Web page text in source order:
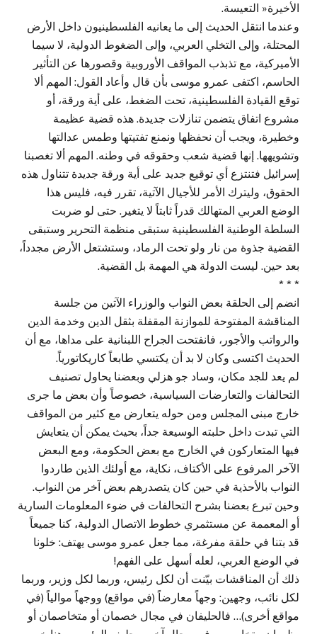
الأخيرة« التعيسة.
وعندما انتقل الحديث إلى ما يعانيه الفلسطينيون داخل الأرض
المحتلة، وإلى التخلي العربي، وإلى الضغوط الدولية، لا سيما
الأميركية، مع تذبذب المواقف الأوروبية وقصورها عن التأثير
الحاسم، اكتفى عمرو موسى بأن قال وأعاد القول: المهم ألا
توقع القيادة الفلسطينية، تحت الضغط، على أية ورقة، أو
مشروع اتفاق يتضمن تنازلات جديدة. هذه قضية عظيمة
وخطيرة، ويجب أن نحفظها ونمنع تفتيتها وطمس عدالتها
وتشويهها. إنها قضية شعب وحقوقه في وطنه. المهم ألا تغصبنا
إسرائيل فتنتزع أي توقيع جديد على أية ورقة جديدة تتناول هذه
الحقوق، وليترك الأمر للأجيال الآتية، تقرر فيه، فليس هذا
الوضع العربي المتهالك قدراً ثابتاً لا يتغير. حتى لو ضربت
السلطة الوطنية الفلسطينية ستبقى منظمة التحرير وستبقى
القضية جذوة من نار ولو تحت الرماد، وستشتعل الأرض مجدداً،
بعد حين. ليست الدولة هي المهمة بل القضية.
* * *
انضم إلى الحلقة بعض النواب والوزراء الآتين من جلسة
المناقشة المفتوحة للموازنة المقفلة بثقل الدين وخدمة الدين
والرواتب والأجور، فانفتحت الجراح اللبنانية على مداها، مع أن
الحديث اكتسى وكان لا بد أن يكتسي طابعاً كاريكاتورياً.
لم يعد للجد مكان، وساد جو هزلي وبعضنا يحاول تصنيف
التحالفات والتعارضات السياسية، خصوصاً وأن بعض ما جرى
خارج مبنى المجلس ومن حوله يتعارض مع كثير من المواقف
التي تبدت داخل حلبته الوسيعة جداً، بحيث يمكن أن يتعايش
فيها المتعاركون في الخارج مع بعض الحكومة، ومع البعض
الآخر المرفوع على الأكتاف، نكاية، مع أولئك الذين طاردوا
النواب بالأحذية في حين كان يتصدرهم بعض آخر من النواب.
وحين تبرع بعضنا بشرح التحالفات في ضوء المعلومات السارية
أو المعممة عن مستثمري خطوط الاتصال الدولية، كنا جميعاً
قد بتنا في حلقة مفرغة، مما جعل عمرو موسى يهتف: خلونا
في الوضع العربي، لعله أسهل على الفهم!
ذلك أن المناقشات بيّنت أن لكل رئيس، وربما لكل وزير، وربما
لكل نائب، وجهين: وجهاً معارضاً (في مواقع) ووجهاً موالياً (في
مواقع أخرى)… فالحليفان في مجال خصمان أو متخاصمان أو